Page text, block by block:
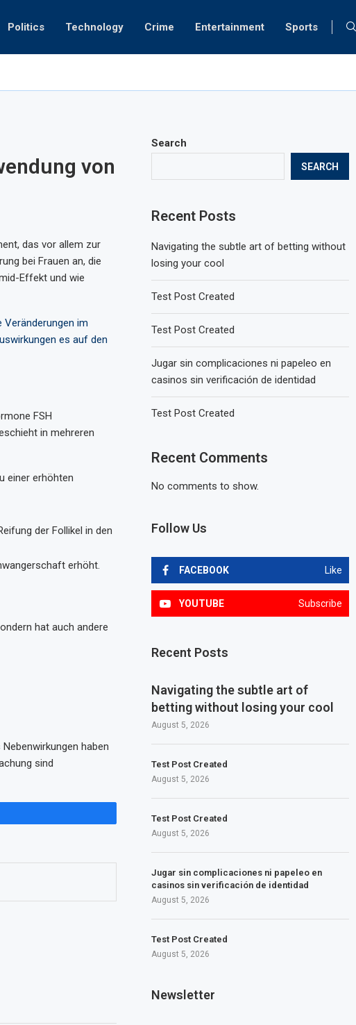
Politics Technology Crime Entertainment Sports
von
das vor allem zur
bei Frauen an, die
Effekt und wie
im
es auf den
FSH
in mehreren
einer erhöhten
der Follikel in den
erhöht.
hat auch andere
haben
sind
Search
SEARCH
Recent Posts
Navigating the subtle art of betting without
losing your cool
Test Post Created
Test Post Created
Jugar sin complicaciones ni papeleo en
casinos sin verificación de identidad
Test Post Created
Recent Comments
No comments to show.
Follow Us
FACEBOOK Like
YOUTUBE Subscribe
Recent Posts
Navigating the subtle art of
betting without losing your cool
August 5, 2026
Test Post Created
August 5, 2026
Test Post Created
August 5, 2026
Jugar sin complicaciones ni papeleo en
casinos sin verificación de identidad
August 5, 2026
Test Post Created
August 5, 2026
Newsletter